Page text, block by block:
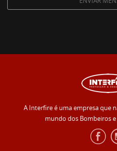
A Interfire é uma empresa que
mundo dos Bombeiros